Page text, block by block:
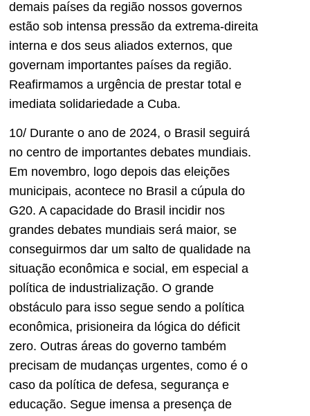
demais países da região nossos governos
estão sob intensa pressão da extrema-direita
interna e dos seus aliados externos, que
governam importantes países da região.
Reafirmamos a urgência de prestar total e
imediata solidariedade a Cuba.
10/ Durante o ano de 2024, o Brasil seguirá
no centro de importantes debates mundiais.
Em novembro, logo depois das eleições
municipais, acontece no Brasil a cúpula do
G20. A capacidade do Brasil incidir nos
grandes debates mundiais será maior, se
conseguirmos dar um salto de qualidade na
situação econômica e social, em especial a
política de industrialização. O grande
obstáculo para isso segue sendo a política
econômica, prisioneira da lógica do déficit
zero. Outras áreas do governo também
precisam de mudanças urgentes, como é o
caso da política de defesa, segurança e
educação. Segue imensa a presença de